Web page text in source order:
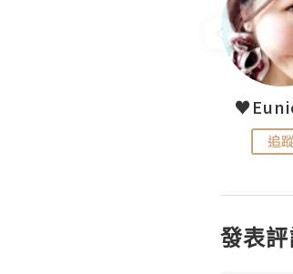
追
發表